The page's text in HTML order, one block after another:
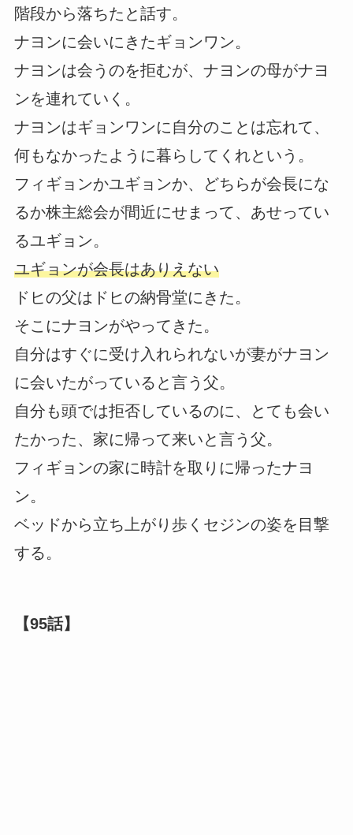
階段から落ちたと話す。
ナヨンに会いにきたギョンワン。
ナヨンは会うのを拒むが、ナヨンの母がナヨ
ンを連れていく。
ナヨンはギョンワンに自分のことは忘れて、
何もなかったように暮らしてくれという。
フィギョンかユギョンか、どちらが会長にな
るか株主総会が間近にせまって、あせってい
るユギョン。
ユギョンが会長はありえない
ドヒの父はドヒの納骨堂にきた。
そこにナヨンがやってきた。
自分はすぐに受け入れられないが妻がナヨン
に会いたがっていると言う父。
自分も頭では拒否しているのに、とても会い
たかった、家に帰って来いと言う父。
フィギョンの家に時計を取りに帰ったナヨ
ン。
ベッドから立ち上がり歩くセジンの姿を目撃
する。
【95話】